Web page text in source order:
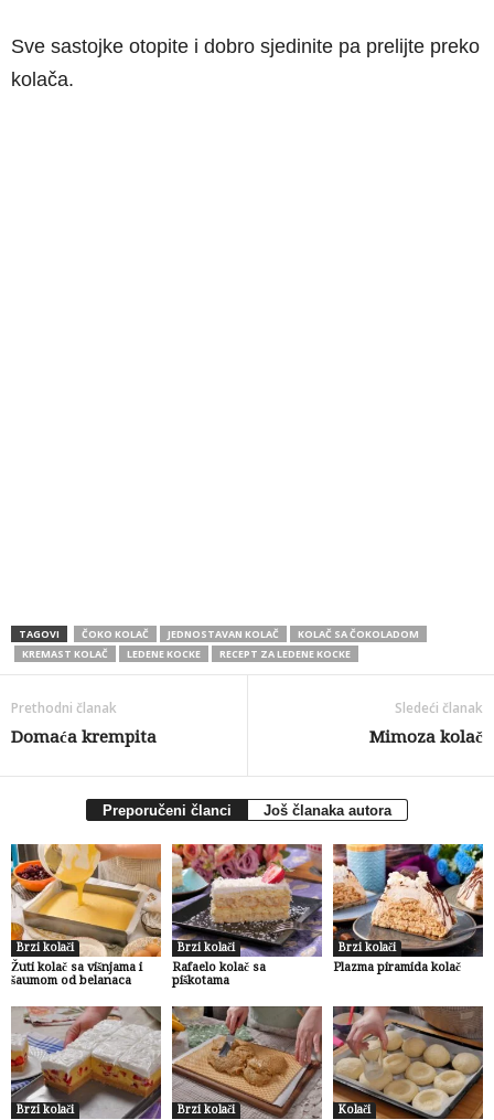
Sve sastojke otopite i dobro sjedinite pa prelijte preko
kolača.
TAGOVI ČOKO KOLAČ JEDNOSTAVAN KOLAČ
KOLAČ SA ČOKOLADOM
KREMAST KOLAČ
LEDENE KOCKE RECEPT ZA LEDENE KOCKE
Prethodni članak
Domaća krempita
Sledeći članak
Mimoza kolač
Preporučeni članci Još članaka autora
Brzi kolači
Žuti kolač sa višnjama i
šaumom od belanaca
Brzi kolači
Rafaelo kolač sa
piškotama
Brzi kolači
Plazma piramida kolač
Brzi kolači Brzi kolači Kolači